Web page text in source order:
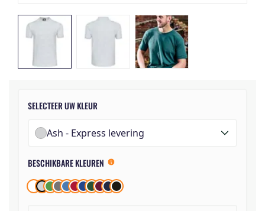
SELECTEER UW KLEUR
Ash - Express levering
BESCHIKBARE KLEUREN